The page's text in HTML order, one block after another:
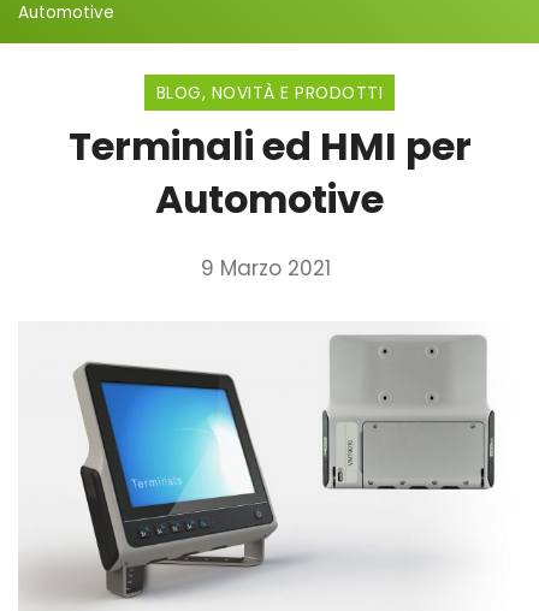
Automotive
BLOG, NOVITÀ E PRODOTTI
Terminali ed HMI per
Automotive
9 Marzo 2021